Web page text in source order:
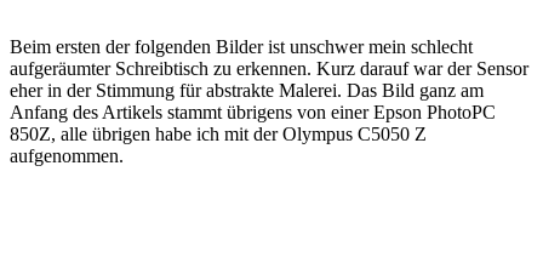
Beim ersten der folgenden Bilder ist unschwer mein schlecht
aufgeräumter Schreibtisch zu erkennen. Kurz darauf war der Sensor
eher in der Stimmung für abstrakte Malerei. Das Bild ganz am
Anfang des Artikels stammt übrigens von einer Epson PhotoPC
850Z, alle übrigen habe ich mit der Olympus C5050 Z
aufgenommen.